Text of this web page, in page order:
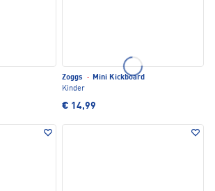
Zoggs · Mini Kickboard
Kinder
€ 14,99